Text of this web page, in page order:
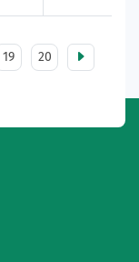
19 20